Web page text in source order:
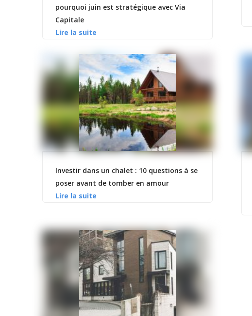
pourquoi juin est stratégique avec Via
Capitale
Investir dans un chalet : 10 questions à se
poser avant de tomber en amour